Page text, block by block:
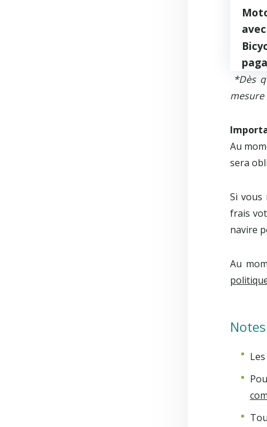
*Dès
mesure
Au
sera
Si vous
frais
navire
Au